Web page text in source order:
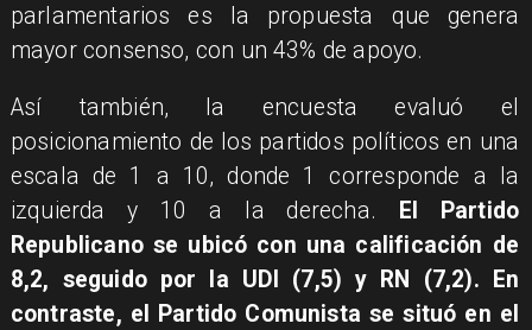
parlamentarios es la propuesta que genera
mayor consenso, con un 43% de apoyo.
Así también, la encuesta evaluó el
posicionamiento de los partidos políticos en una
escala de 1 a 10, donde 1 corresponde a la
izquierda y 10 a la derecha.
El Partido
Republicano se ubicó con una calificación de
8,2, seguido por la UDI (7,5) y RN (7,2). En
contraste, el Partido Comunista se situó en el